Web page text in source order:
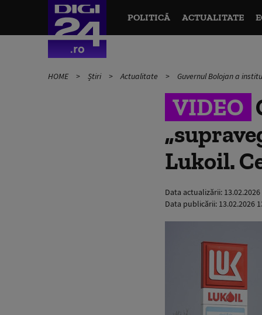
POLITICĂ ACTUALITATE
HOME Știri Actualitate Guvernul Bolojan a
VIDEO
Lukoil.
Data actualizării:
Data publicării: 13.02.2026